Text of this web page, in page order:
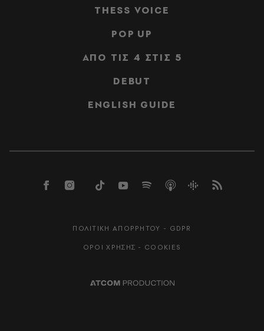
THESS VOICE
POP UP
ΑΠΟ ΤΙΣ 4 ΣΤΙΣ 5
DEBUT
ENGLISH GUIDE
ΠΟΛΙΤΙΚΗ ΑΠΟΡΡΗΤΟΥ - GDPR
ΟΡΟΙ ΧΡΗΣΗΣ - COOKIES